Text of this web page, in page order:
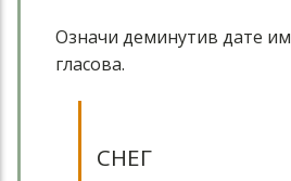
Означи деминутив дате
гласова.
СНЕГ